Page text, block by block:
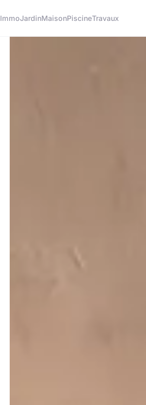
ImmoJardinMaisonPiscineTravaux